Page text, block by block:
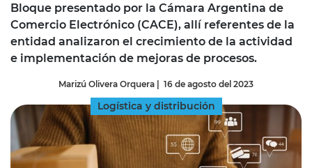
Bloque presentado por la Cámara Argentina de
Comercio Electrónico (CACE), allí referentes de la
entidad analizaron el crecimiento de la actividad
e implementación de mejoras de procesos.
Marizú Olivera Orquera | 16 de agosto del 2023
Logística y distribución